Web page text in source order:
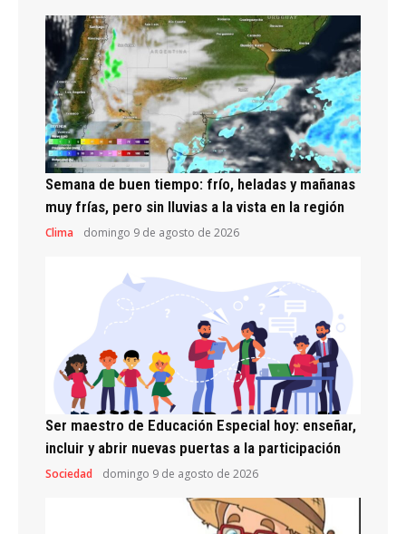
Semana de buen tiempo: frío, heladas y mañanas
muy frías, pero sin lluvias a la vista en la región
Clima domingo 9 de agosto de 2026
Ser maestro de Educación Especial hoy: enseñar,
incluir y abrir nuevas puertas a la participación
Sociedad domingo 9 de agosto de 2026